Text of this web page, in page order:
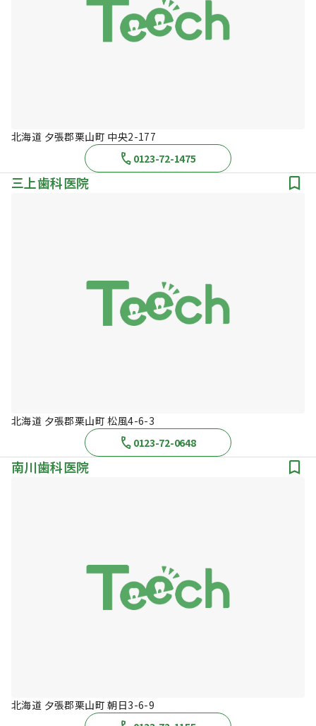
北海道 夕張郡栗山町 中央2-177
0123-72-1475
三上歯科医院
北海道 夕張郡栗山町 松風4-6-3
0123-72-0648
南川歯科医院
北海道 夕張郡栗山町 朝日3-6-9